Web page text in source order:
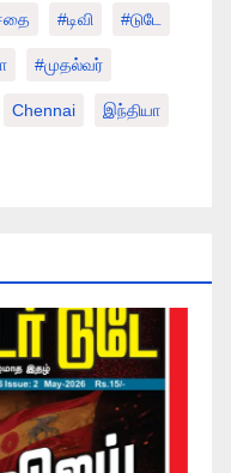
#டிவி #டுடே
#முதல்வர்
Chennai இந்தியா